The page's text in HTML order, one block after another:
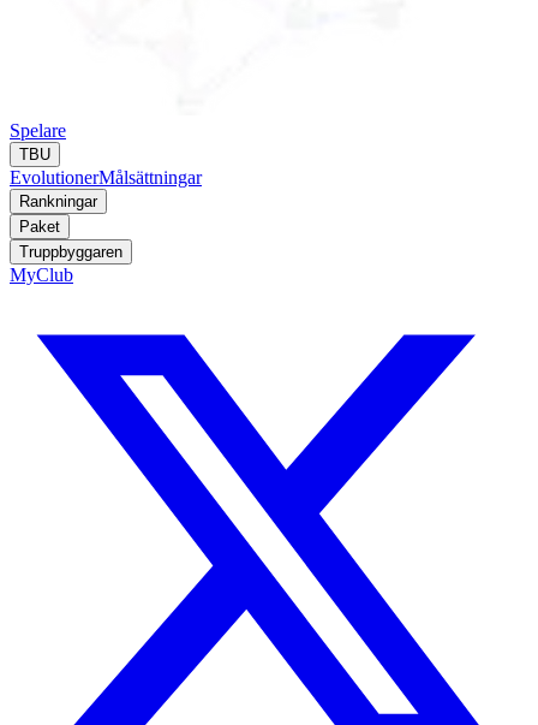
Spelare
TBU
EvolutionerMålsättningar
Rankningar
Paket
Truppbyggaren
MyClub